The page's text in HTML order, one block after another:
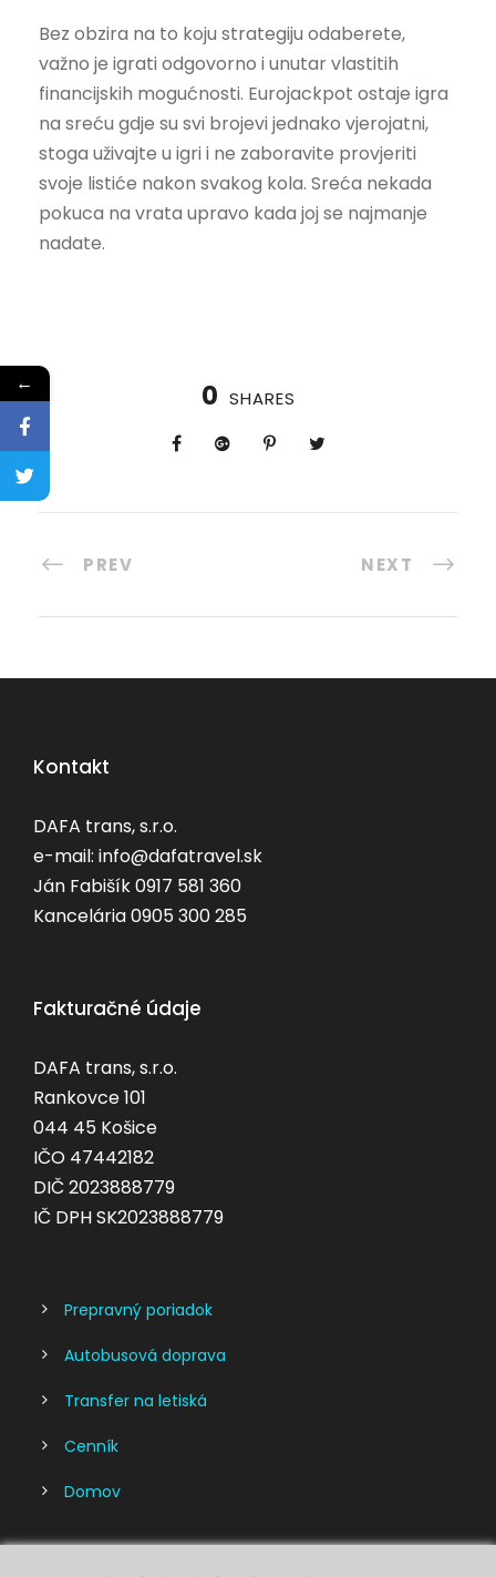
Bez obzira na to koju strategiju odaberete,
važno je igrati odgovorno i unutar vlastitih
financijskih mogućnosti. Eurojackpot ostaje igra
na sreću gdje su svi brojevi jednako vjerojatni,
stoga uživajte u igri i ne zaboravite provjeriti
svoje listiće nakon svakog kola. Sreća nekada
pokuca na vrata upravo kada joj se najmanje
nadate.
0 SHARES
PREV NEXT
Kontakt
DAFA trans, s.r.o.
e-mail: info@dafatravel.sk
Ján Fabišík 0917 581 360
Kancelária 0905 300 285
Fakturačné údaje
DAFA trans, s.r.o.
Rankovce 101
044 45 Košice
IČO 47442182
DIČ 2023888779
IČ DPH SK2023888779
Prepravný poriadok
Autobusová doprava
Transfer na letiská
Cenník
Domov
←